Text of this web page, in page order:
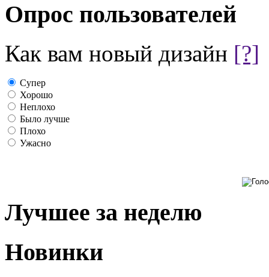
Опрос пользователей
Как вам новый дизайн [?]
Супер
Хорошо
Неплохо
Было лучше
Плохо
Ужасно
Лучшее за неделю
Новинки